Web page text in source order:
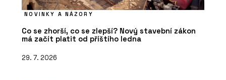
NOVINKY A NÁZORY
Co se zhorší, co se zlepší? Nový stavební zákon
má začít platit od příštího ledna
29. 7. 2026